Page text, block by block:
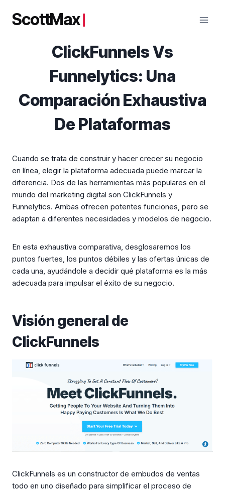
ScottMax
ClickFunnels Vs
Funnelytics: Una
Comparación Exhaustiva
De Plataformas
Cuando se trata de construir y hacer crecer su negocio
en línea, elegir la plataforma adecuada puede marcar la
diferencia. Dos de las herramientas más populares en el
mundo del marketing digital son ClickFunnels y
Funnelytics. Ambas ofrecen potentes funciones, pero se
adaptan a diferentes necesidades y modelos de negocio.
En esta exhaustiva comparativa, desglosaremos los
puntos fuertes, los puntos débiles y las ofertas únicas de
cada una, ayudándole a decidir qué plataforma es la más
adecuada para impulsar el éxito de su negocio.
Visión general de
ClickFunnels
ClickFunnels es un constructor de embudos de ventas
todo en uno diseñado para simplificar el proceso de